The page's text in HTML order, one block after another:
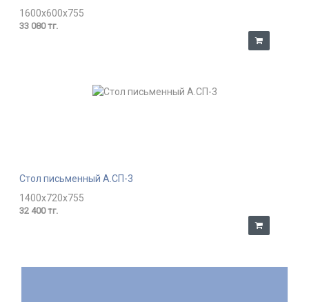
1600x600x755
33 080 тг.
Стол письменный А.СП-3
1400x720x755
32 400 тг.